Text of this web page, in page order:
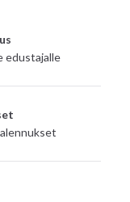
edustajalle